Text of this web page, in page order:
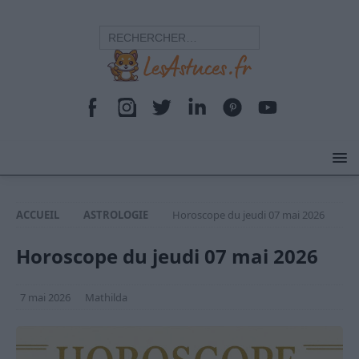
ACCUEIL ASTROLOGIE Horoscope du jeudi 07 mai 2026
Horoscope du jeudi 07 mai 2026
7 mai 2026 Mathilda